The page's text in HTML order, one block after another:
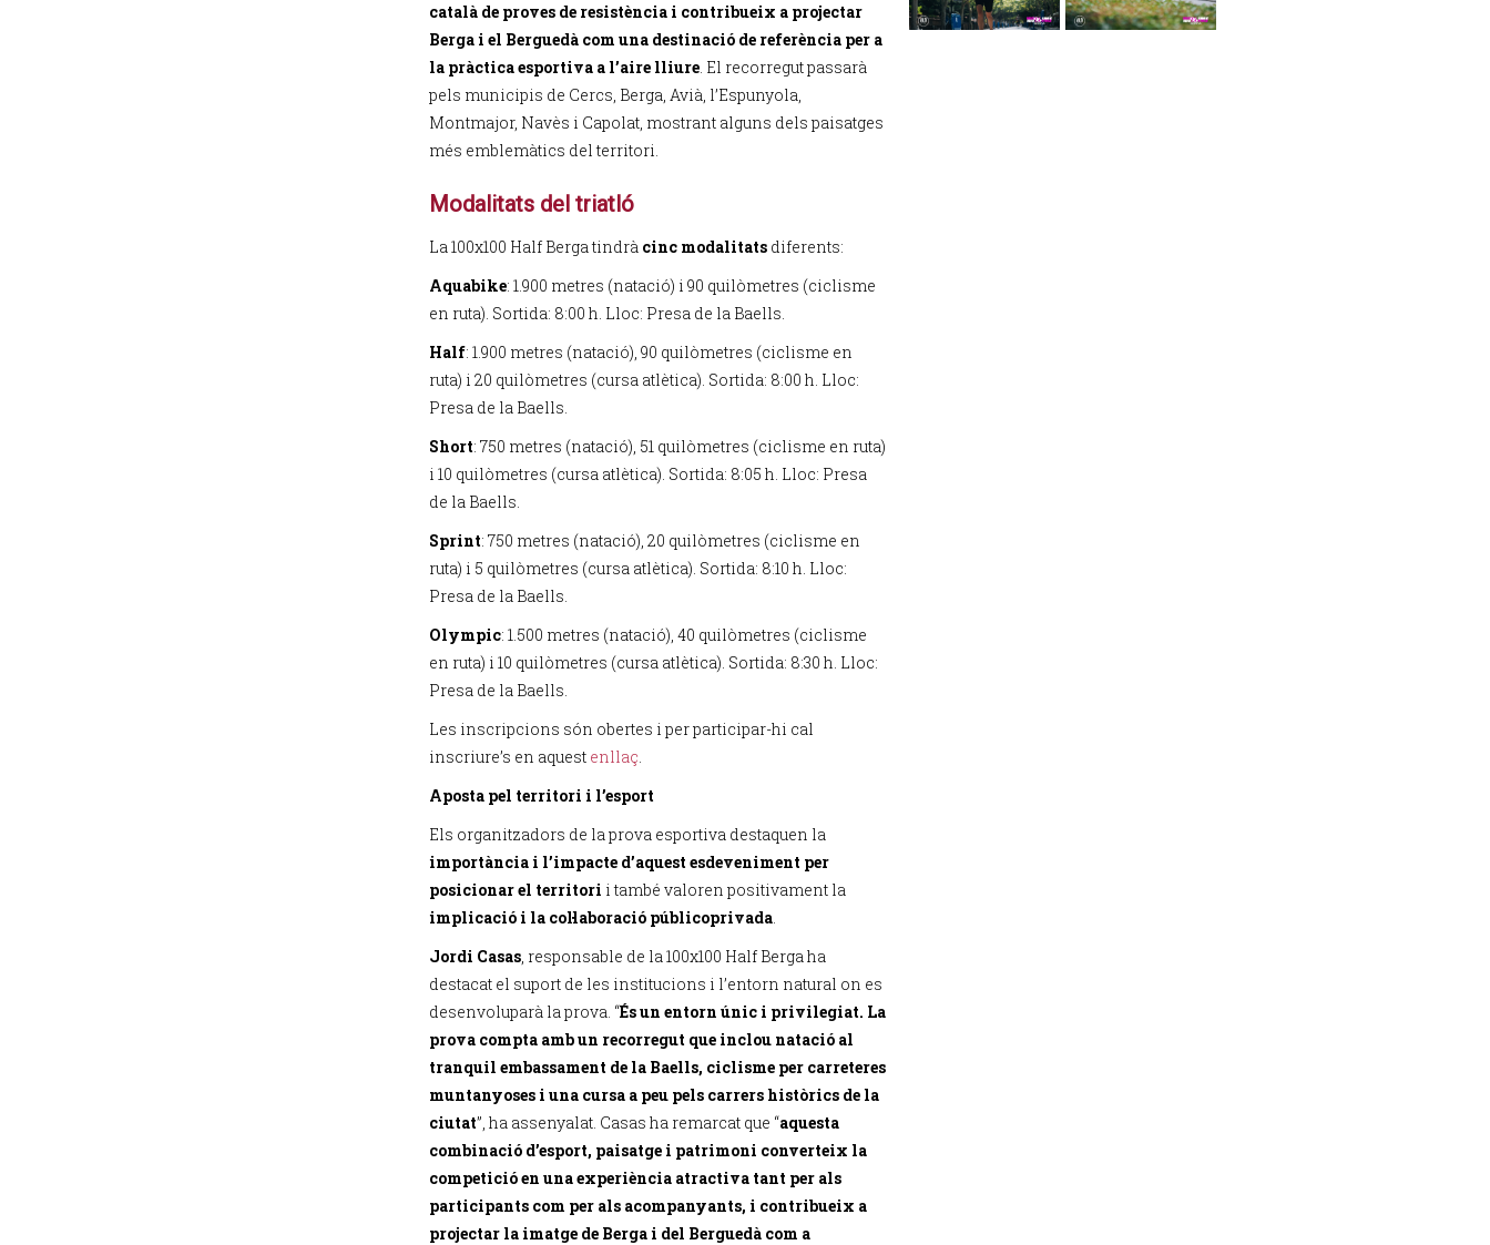
català de proves de resistència i contribueix a projectar
Berga i el Berguedà com una destinació de referència per a
la pràctica esportiva a l’aire lliure. El recorregut passarà
pels municipis de Cercs, Berga, Avià, l’Espunyola,
Montmajor, Navès i Capolat, mostrant alguns dels paisatges
més emblemàtics del territori.
Modalitats del triatló
La 100x100 Half Berga tindrà cinc modalitats diferents:
Aquabike: 1.900 metres (natació) i 90 quilòmetres (ciclisme
en ruta). Sortida: 8:00 h. Lloc: Presa de la Baells.
Half: 1.900 metres (natació), 90 quilòmetres (ciclisme en
ruta) i 20 quilòmetres (cursa atlètica). Sortida: 8:00 h. Lloc:
Presa de la Baells.
Short: 750 metres (natació), 51 quilòmetres (ciclisme en ruta)
i 10 quilòmetres (cursa atlètica). Sortida: 8:05 h. Lloc: Presa
de la Baells.
Sprint: 750 metres (natació), 20 quilòmetres (ciclisme en
ruta) i 5 quilòmetres (cursa atlètica). Sortida: 8:10 h. Lloc:
Presa de la Baells.
Olympic: 1.500 metres (natació), 40 quilòmetres (ciclisme
en ruta) i 10 quilòmetres (cursa atlètica). Sortida: 8:30 h. Lloc:
Presa de la Baells.
Les inscripcions són obertes i per participar-hi cal
inscriure’s en aquest enllaç.
Aposta pel territori i l’esport
Els organitzadors de la prova esportiva destaquen la
importància i l’impacte d’aquest esdeveniment per
posicionar el territori i també valoren positivament la
implicació i la col·laboració públicoprivada.
Jordi Casas, responsable de la 100x100 Half Berga ha
destacat el suport de les institucions i l’entorn natural on es
desenvoluparà la prova. “És un entorn únic i privilegiat. La
prova compta amb un recorregut que inclou natació al
tranquil embassament de la Baells, ciclisme per carreteres
muntanyoses i una cursa a peu pels carrers històrics de la
ciutat”, ha assenyalat. Casas ha remarcat que “aquesta
combinació d’esport, paisatge i patrimoni converteix la
competició en una experiència atractiva tant per als
participants com per als acompanyants, i contribueix a
projectar la imatge de Berga i del Berguedà com a